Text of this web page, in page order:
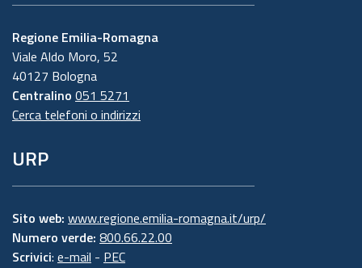
Regione Emilia-Romagna
Viale Aldo Moro, 52
40127 Bologna
Centralino 051 5271
Cerca telefoni o indirizzi
URP
Sito web: www.regione.emilia-romagna.it/urp/
Numero verde: 800.66.22.00
Scrivici: e-mail - PEC